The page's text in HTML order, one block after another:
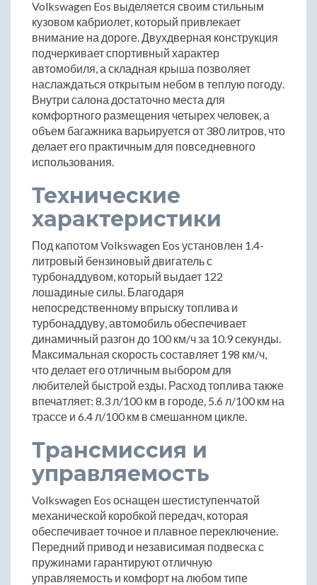
Volkswagen Eos выделяется своим стильным
кузовом кабриолет, который привлекает
внимание на дороге. Двухдверная конструкция
подчеркивает спортивный характер
автомобиля, а складная крыша позволяет
наслаждаться открытым небом в теплую погоду.
Внутри салона достаточно места для
комфортного размещения четырех человек, а
объем багажника варьируется от 380 литров, что
делает его практичным для повседневного
использования.
Технические
характеристики
Под капотом Volkswagen Eos установлен 1.4-
литровый бензиновый двигатель с
турбонаддувом, который выдает 122
лошадиные силы. Благодаря
непосредственному впрыску топлива и
турбонаддуву, автомобиль обеспечивает
динамичный разгон до 100 км/ч за 10.9 секунды.
Максимальная скорость составляет 198 км/ч,
что делает его отличным выбором для
любителей быстрой езды. Расход топлива также
впечатляет: 8.3 л/100 км в городе, 5.6 л/100 км на
трассе и 6.4 л/100 км в смешанном цикле.
Трансмиссия и
управляемость
Volkswagen Eos оснащен шестиступенчатой
механической коробкой передач, которая
обеспечивает точное и плавное переключение.
Передний привод и независимая подвеска с
пружинами гарантируют отличную
управляемость и комфорт на любом типе